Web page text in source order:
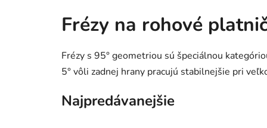
Frézy na rohové
Frézy s 95° geometriou sú špeciálnou
5° vôli zadnej hrany pracujú stabilnejšie pri
Najpredávanejšie